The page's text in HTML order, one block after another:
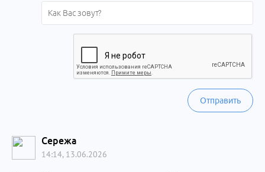
Отправить
Сережа
14:14, 13.06.2026